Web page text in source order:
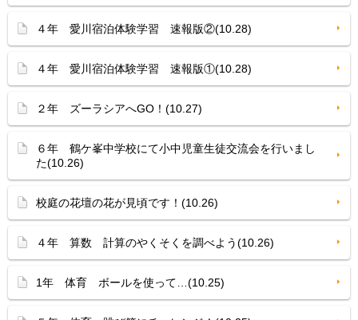
４年 愛川宿泊体験学習 速報版②(10.28)
４年 愛川宿泊体験学習 速報版①(10.28)
２年 ズーラシアへGO！(10.27)
６年 鶴ケ峯中学校にて小中児童生徒交流会を行いまし
た(10.26)
校庭の花壇の花が見頃です！(10.26)
４年 算数 計算のやくそくを調べよう(10.26)
1年 体育 ボールを使って…(10.25)